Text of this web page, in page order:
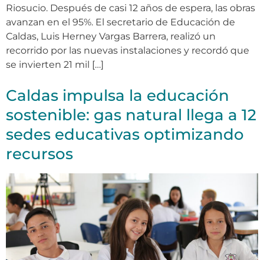
Riosucio. Después de casi 12 años de espera, las obras
avanzan en el 95%. El secretario de Educación de
Caldas, Luis Herney Vargas Barrera, realizó un
recorrido por las nuevas instalaciones y recordó que
se invierten 21 mil […]
Caldas impulsa la educación
sostenible: gas natural llega a 12
sedes educativas optimizando
recursos